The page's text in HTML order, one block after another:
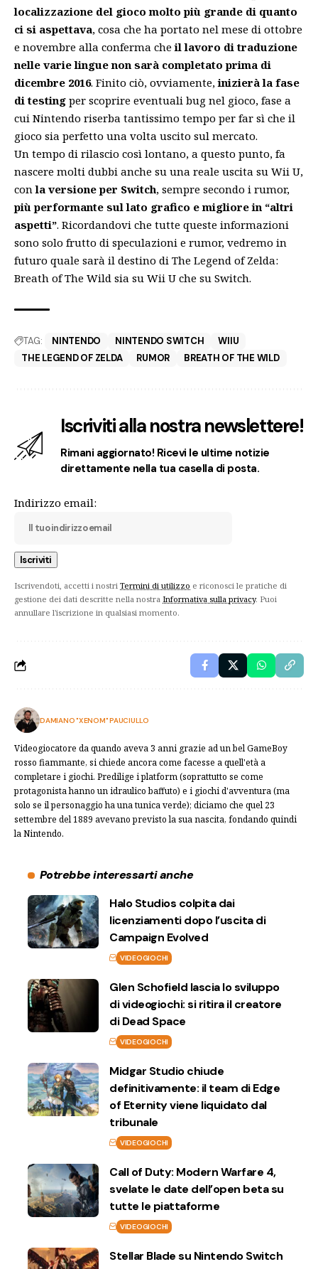
localizzazione del gioco molto più grande di quanto
ci si aspettava, cosa che ha portato nel mese di ottobre
e novembre alla conferma cheil lavoro di traduzione
nelle varie lingue non sarà completato prima di
dicembre 2016. Finito ciò, ovviamente,inizierà la fase
di testing per scoprire eventuali bug nel gioco, fase a
cui Nintendo riserba tantissimo tempo per far sì che il
gioco sia perfetto una volta uscito sul mercato.
Un tempo di rilascio così lontano, a questo punto, fa
nascere molti dubbi anche su una reale uscita su Wii U,
conla versione per Switch, sempre secondo i rumor,
più performante sul lato grafico e migliore in “altri
aspetti”. Ricordandovi che tutte queste informazioni
sono solo frutto di speculazioni e rumor, vedremo in
futuro quale sarà il destino di The Legend of Zelda:
Breath of The Wild sia su Wii U che su Switch.
TAG: NINTENDO NINTENDO SWITCH
WIIU
THE LEGEND OF ZELDA
RUMOR BREATH OF THE WILD
Iscriviti alla nostra newslettere!
Rimani aggiornato! Ricevi le ultime notizie
direttamente nella tua casella di posta.
Indirizzo email:
Iscrivendoti, accetti i nostri Termini di utilizzo e riconosci le pratiche di
gestione dei dati descritte nella nostra Informativa sulla privacy. Puoi
annullare l'iscrizione in qualsiasi momento.
DAMIANO "XENOM" PAUCIULLO
Videogiocatore da quando aveva 3 anni grazie ad un bel GameBoy
rosso fiammante, si chiede ancora come facesse a quell'età a
completare i giochi. Predilige i platform (soprattutto se come
protagonista hanno un idraulico baffuto) e i giochi d'avventura (ma
solo se il personaggio ha una tunica verde); diciamo che quel 23
settembre del 1889 avevano previsto la sua nascita, fondando quindi
la Nintendo.
Potrebbe interessarti anche
Halo Studios colpita dai
licenziamenti dopo l’uscita di
Campaign Evolved
VIDEOGIOCHI
Glen Schofield lascia lo sviluppo
di videogiochi: si ritira il creatore
di Dead Space
VIDEOGIOCHI
Midgar Studio chiude
definitivamente: il team di Edge
of Eternity viene liquidato dal
tribunale
VIDEOGIOCHI
Call of Duty: Modern Warfare 4,
svelate le date dell’open beta su
tutte le piattaforme
VIDEOGIOCHI
Stellar Blade su Nintendo Switch